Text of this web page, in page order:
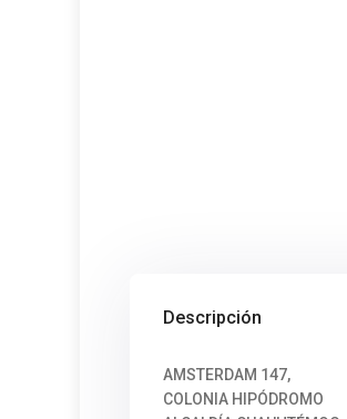
Descripción
AMSTERDAM 147,
COLONIA HIPÓDROMO